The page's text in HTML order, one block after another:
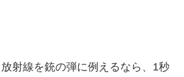
射線を銃の弾に例えるなら、1秒